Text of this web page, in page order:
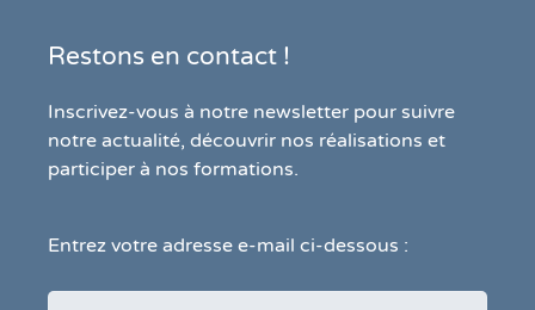
Restons en contact !
Inscrivez-vous à notre newsletter pour suivre
notre actualité, découvrir nos réalisations et
participer à nos formations.
Entrez votre adresse e-mail ci-dessous :